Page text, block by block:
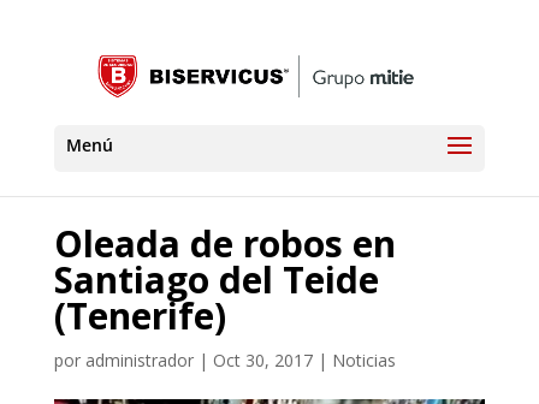
Oleada de robos en
Santiago del Teide
(Tenerife)
por administrador| Oct 30, 2017| Noticias